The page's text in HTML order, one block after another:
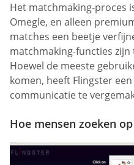
Het matchmaking-proces
Omegle, en alleen
matches een beetje
matchmaking-functies
Hoewel de meeste
komen, heeft Flingster
communicatie te
Hoe mensen zoeken